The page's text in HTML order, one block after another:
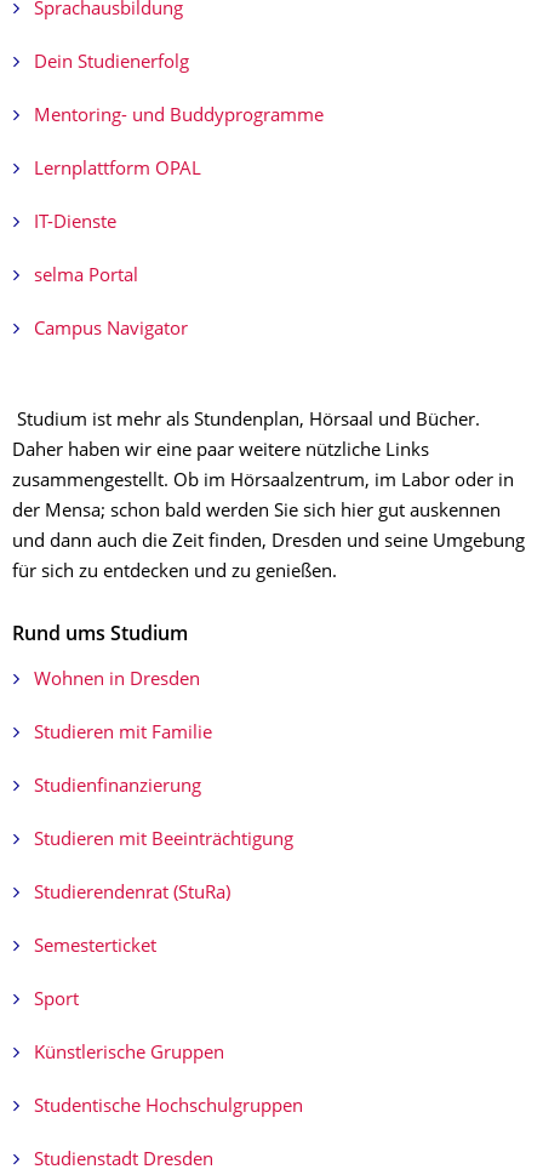
Sprachausbildung
Dein Studienerfolg
Mentoring- und Buddyprogramme
Lernplattform OPAL
IT-Dienste
selma Portal
Campus Navigator
​ Studium ist mehr als Stundenplan, Hörsaal und Bücher.
Daher haben wir eine paar weitere nützliche Links
zusammengestellt. Ob im Hörsaalzentrum, im Labor oder in
der Mensa; schon bald werden Sie sich hier gut auskennen
und dann auch die Zeit finden, Dresden und seine Umgebung
für sich zu entdecken und zu genießen. ​ ​
Rund ums Studium
Wohnen in Dresden
Studieren mit Familie
Studienfinanzierung
Studieren mit Beeinträchtigung
Studierendenrat (StuRa)
Semesterticket
Sport
Künstlerische Gruppen
Studentische Hochschulgruppen
Studienstadt Dresden